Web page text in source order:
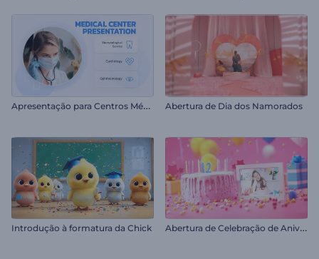
A
presentação para Centros Médicos Abertura de Dia dos Namorados
Introdução à formatura da Chick A
bertura de Celebração de Aniversário